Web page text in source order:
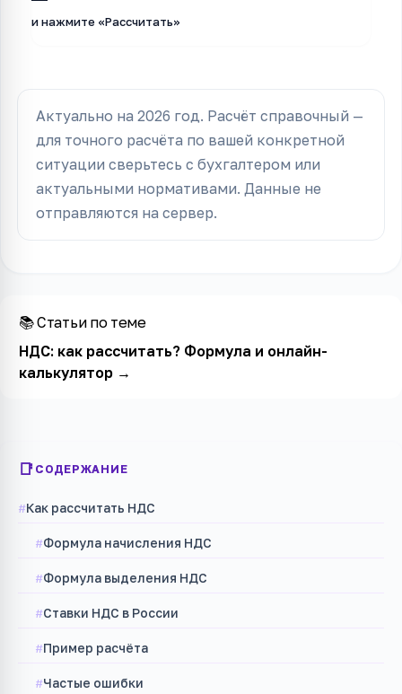
и нажмите «Рассчитать»
Актуально на 2026 год. Расчёт справочный —
для точного расчёта по вашей конкретной
ситуации сверьтесь с бухгалтером или
актуальными нормативами. Данные не
отправляются на сервер.
📚 Статьи по теме
НДС: как рассчитать? Формула и онлайн-
калькулятор→
СОДЕРЖАНИЕ
Как рассчитать НДС
Формула начисления НДС
Формула выделения НДС
Ставки НДС в России
Пример расчёта
Частые ошибки